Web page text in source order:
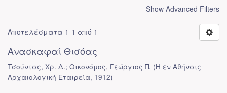
Show Advanced Filters
Αποτελέσματα 1-1 από 1
Ανασκαφαί Θισόας
Τσούντας, Χρ. Δ.; Οικονόμος, Γεώργιος Π. (Η εν Αθήναις
Αρχαιολογική Εταιρεία, 1912)